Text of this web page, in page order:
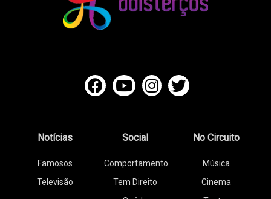
Notícias
Famosos
Televisão
Social
Comportamento
Tem Direito
No Circuito
Música
Cinema